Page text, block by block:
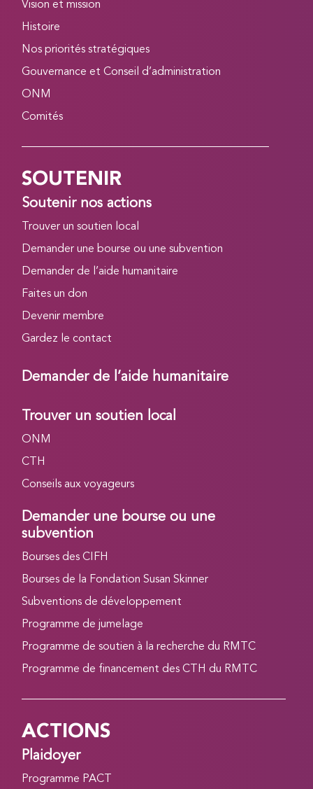
Vision et mission
Histoire
Nos priorités stratégiques
Gouvernance et Conseil d’administration
ONM
Comités
SOUTENIR
Soutenir nos actions
Trouver un soutien local
Demander une bourse ou une subvention
Demander de l’aide humanitaire
Faites un don
Devenir membre
Gardez le contact
Demander de l’aide humanitaire
Trouver un soutien local
ONM
CTH
Conseils aux voyageurs
Demander une bourse ou une
subvention
Bourses des CIFH
Bourses de la Fondation Susan Skinner
Subventions de développement
Programme de jumelage
Programme de soutien à la recherche du RMTC
Programme de financement des CTH du RMTC
ACTIONS
Plaidoyer
Programme PACT